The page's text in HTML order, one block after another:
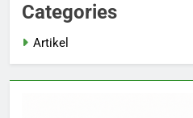
Categories
Artikel